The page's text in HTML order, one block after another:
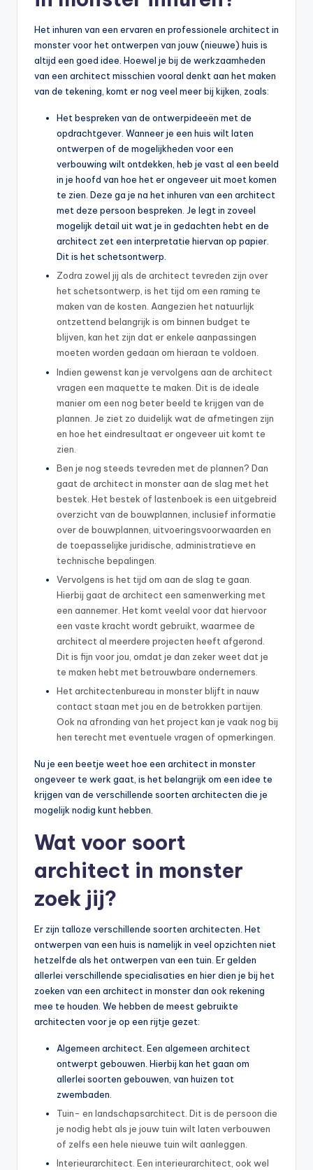
Het inhuren van een ervaren en professionele architect in
monster voor het ontwerpen van jouw (nieuwe) huis is
altijd een goed idee. Hoewel je bij de werkzaamheden
van een architect misschien vooral denkt aan het maken
van de tekening, komt er nog veel meer bij kijken, zoals:
Het bespreken van de ontwerpideeën met de
opdrachtgever. Wanneer je een huis wilt laten
ontwerpen of de mogelijkheden voor een
verbouwing wilt ontdekken, heb je vast al een beeld
in je hoofd van hoe het er ongeveer uit moet komen
te zien. Deze ga je na het inhuren van een architect
met deze persoon bespreken. Je legt in zoveel
mogelijk detail uit wat je in gedachten hebt en de
architect zet een interpretatie hiervan op papier.
Dit is het schetsontwerp.
Zodra zowel jij als de architect tevreden zijn over
het schetsontwerp, is het tijd om een raming te
maken van de kosten. Aangezien het natuurlijk
ontzettend belangrijk is om binnen budget te
blijven, kan het zijn dat er enkele aanpassingen
moeten worden gedaan om hieraan te voldoen.
Indien gewenst kan je vervolgens aan de architect
vragen een maquette te maken. Dit is de ideale
manier om een nog beter beeld te krijgen van de
plannen. Je ziet zo duidelijk wat de afmetingen zijn
en hoe het eindresultaat er ongeveer uit komt te
zien.
Ben je nog steeds tevreden met de plannen? Dan
gaat de architect in monster aan de slag met het
bestek. Het bestek of lastenboek is een uitgebreid
overzicht van de bouwplannen, inclusief informatie
over de bouwplannen, uitvoeringsvoorwaarden en
de toepasselijke juridische, administratieve en
technische bepalingen.
Vervolgens is het tijd om aan de slag te gaan.
Hierbij gaat de architect een samenwerking met
een aannemer. Het komt veelal voor dat hiervoor
een vaste kracht wordt gebruikt, waarmee de
architect al meerdere projecten heeft afgerond.
Dit is fijn voor jou, omdat je dan zeker weet dat je
te maken hebt met betrouwbare ondernemers.
Het architectenbureau in monster blijft in nauw
contact staan met jou en de betrokken partijen.
Ook na afronding van het project kan je vaak nog bij
hen terecht met eventuele vragen of opmerkingen.
Nu je een beetje weet hoe een architect in monster
ongeveer te werk gaat, is het belangrijk om een idee te
krijgen van de verschillende soorten architecten die je
mogelijk nodig kunt hebben.
Wat voor soort
architect in monster
zoek jij?
Er zijn talloze verschillende soorten architecten. Het
ontwerpen van een huis is namelijk in veel opzichten niet
hetzelfde als het ontwerpen van een tuin. Er gelden
allerlei verschillende specialisaties en hier dien je bij het
zoeken van een architect in monster dan ook rekening
mee te houden. We hebben de meest gebruikte
architecten voor je op een rijtje gezet:
Algemeen architect. Een algemeen architect
ontwerpt gebouwen. Hierbij kan het gaan om
allerlei soorten gebouwen, van huizen tot
zwembaden.
Tuin- en landschapsarchitect. Dit is de persoon die
je nodig hebt als je jouw tuin wilt laten verbouwen
of zelfs een hele nieuwe tuin wilt aanleggen.
Interieurarchitect. Een interieurarchitect, ook wel